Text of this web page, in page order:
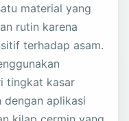
material yang
rutin karena
terhadap asam.
tingkat kasar
dengan aplikasi